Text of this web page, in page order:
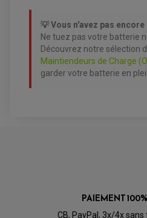
💡 Vous n'avez pas
Ne tuez pas votre batterie
Découvrez notre sélection
Maintiendeurs de Charge
garder votre batterie en
VOIR L'ATTESTATION
PAIEMENT
CB, PayPal, 3x/4x